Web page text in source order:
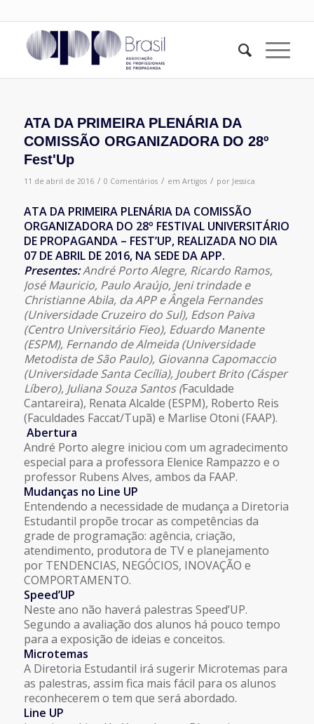
ATA DA PRIMEIRA PLENÁRIA DA
COMISSÃO ORGANIZADORA DO 28º
Fest'Up
11 de abril de 2016 / 0 Comentários / em Artigos / por Jessica
ATA DA PRIMEIRA PLENÁRIA DA COMISSÃO
ORGANIZADORA DO 28º FESTIVAL UNIVERSITÁRIO
DE PROPAGANDA – FEST’UP, REALIZADA NO DIA
07 DE ABRIL DE 2016, NA SEDE DA APP.
Presentes:André Porto Alegre, Ricardo Ramos,
José Mauricio, Paulo Araújo, Jeni trindade e
Christianne Abila, da APP e Ângela Fernandes
(Universidade Cruzeiro do Sul), Edson Paiva
(Centro Universitário Fieo), Eduardo Manente
(ESPM), Fernando de Almeida (Universidade
Metodista de São Paulo), Giovanna Capomaccio
(Universidade Santa Cecília), Joubert Brito (Cásper
Líbero), Juliana Souza Santos (Faculdade
Cantareira), Renata Alcalde (ESPM), Roberto Reis
(Faculdades Faccat/Tupã) e Marlise Otoni (FAAP).
Abertura
André Porto alegre iniciou com um agradecimento
especial para a professora Elenice Rampazzo e o
professor Rubens Alves, ambos da FAAP.
Mudanças no Line UP
Entendendo a necessidade de mudança a Diretoria
Estudantil propõe trocar as competências da
grade de programação: agência, criação,
atendimento, produtora de TV e planejamento
por TENDENCIAS, NEGÓCIOS, INOVAÇÃO e
COMPORTAMENTO.
Speed’UP
Neste ano não haverá palestras Speed’UP.
Segundo a avaliação dos alunos há pouco tempo
para a exposição de ideias e conceitos.
Microtemas
A Diretoria Estudantil irá sugerir Microtemas para
as palestras, assim fica mais fácil para os alunos
reconhecerem o tem que será abordado.
Line UP